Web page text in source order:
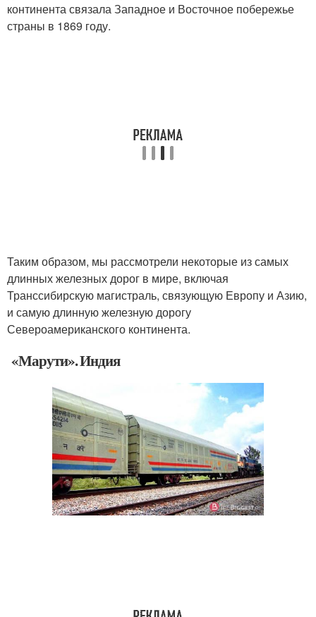
континента связала Западное и Восточное побережье
страны в 1869 году.
Таким образом, мы рассмотрели некоторые из самых
длинных железных дорог в мире, включая
Транссибирскую магистраль, связующую Европу и Азию,
и самую длинную железную дорогу
Североамериканского континента.
«Марути». Индия